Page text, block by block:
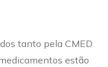
tanto pela CMED
estão